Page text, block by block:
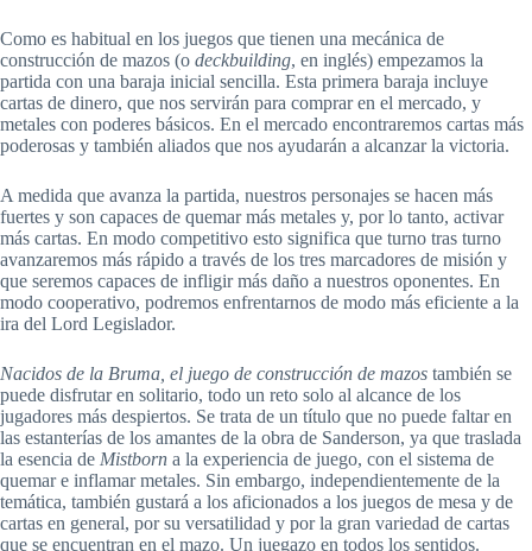
Como es habitual en los juegos que tienen una mecánica de
construcción de mazos (o deckbuilding, en inglés) empezamos la
partida con una baraja inicial sencilla. Esta primera baraja incluye
cartas de dinero, que nos servirán para comprar en el mercado, y
metales con poderes básicos. En el mercado encontraremos cartas más
poderosas y también aliados que nos ayudarán a alcanzar la victoria.
A medida que avanza la partida, nuestros personajes se hacen más
fuertes y son capaces de quemar más metales y, por lo tanto, activar
más cartas. En modo competitivo esto significa que turno tras turno
avanzaremos más rápido a través de los tres marcadores de misión y
que seremos capaces de infligir más daño a nuestros oponentes. En
modo cooperativo, podremos enfrentarnos de modo más eficiente a la
ira del Lord Legislador.
Nacidos de la Bruma, el juego de construcción de mazos también se
puede disfrutar en solitario, todo un reto solo al alcance de los
jugadores más despiertos. Se trata de un título que no puede faltar en
las estanterías de los amantes de la obra de Sanderson, ya que traslada
la esencia de Mistborn a la experiencia de juego, con el sistema de
quemar e inflamar metales. Sin embargo, independientemente de la
temática, también gustará a los aficionados a los juegos de mesa y de
cartas en general, por su versatilidad y por la gran variedad de cartas
que se encuentran en el mazo. Un juegazo en todos los sentidos.